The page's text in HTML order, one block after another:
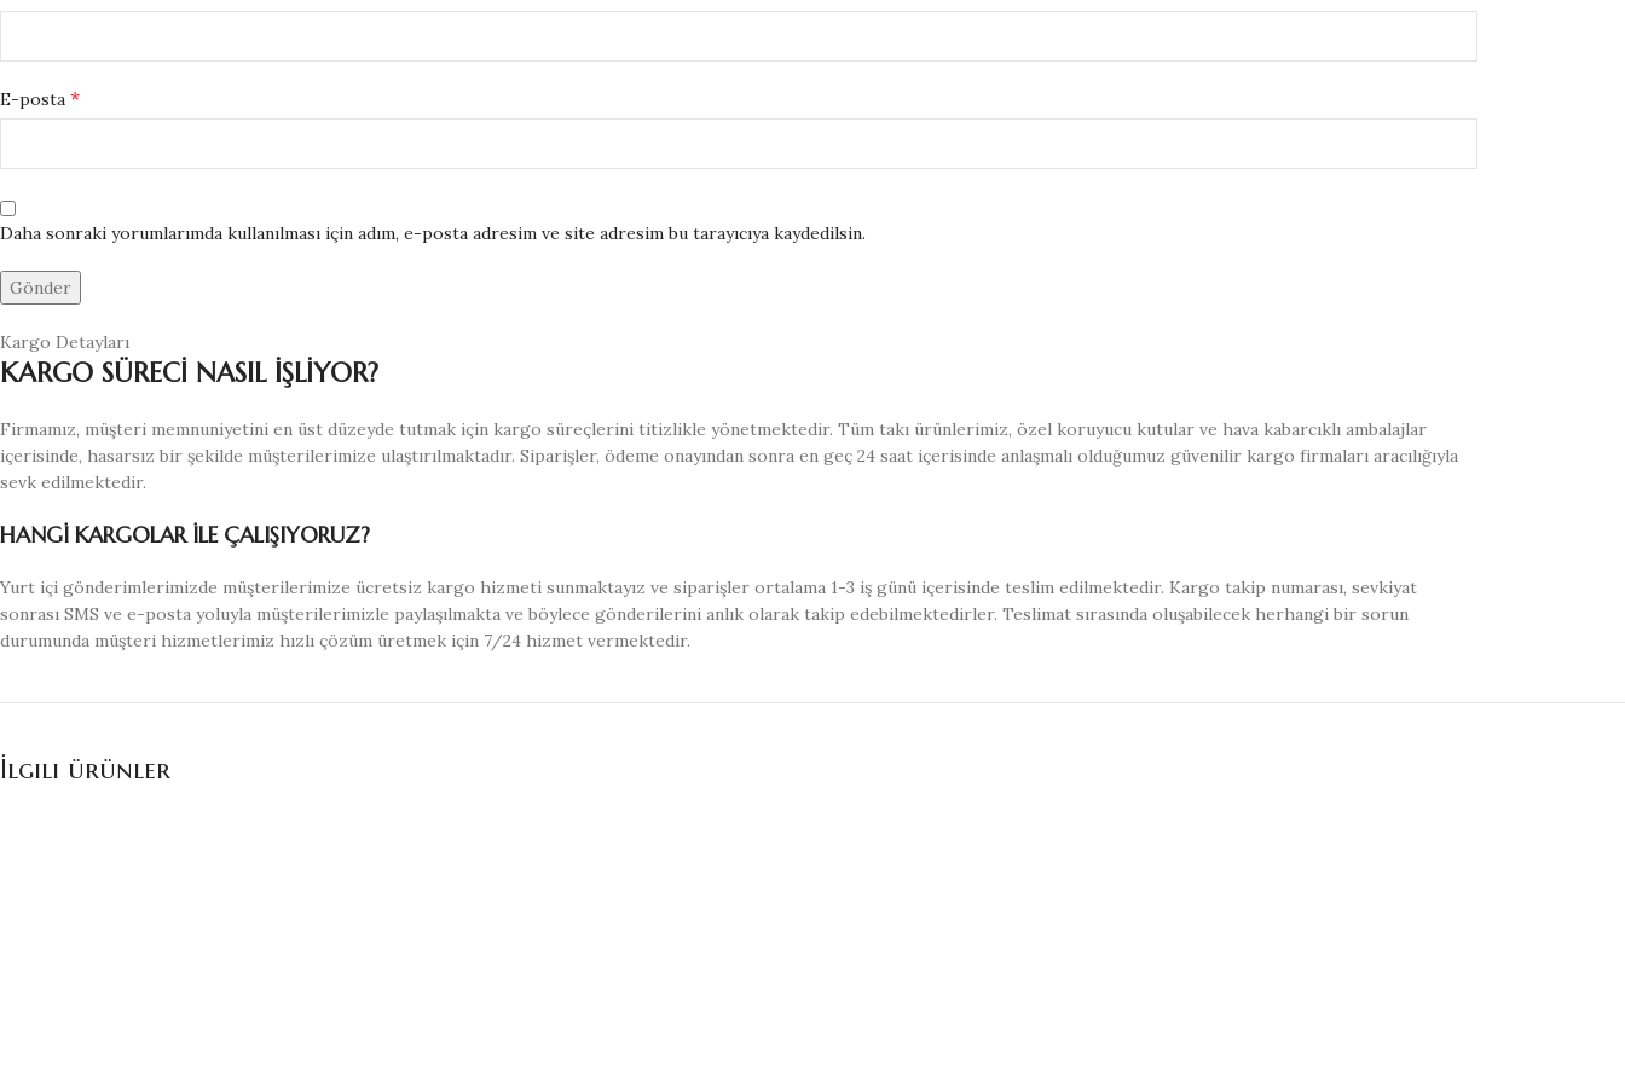
E-posta *
Daha sonraki yorumlarımda kullanılması için adım, e-posta adresim ve site adresim bu tarayıcıya kaydedilsin.
Kargo Detayları
KARGO SÜRECİ NASIL İŞLİYOR?
Firmamız, müşteri memnuniyetini en üst düzeyde tutmak için kargo süreçlerini titizlikle yönetmektedir. Tüm takı ürünlerimiz, özel koruyucu kutular ve hava kabarcıklı ambalajlar
içerisinde, hasarsız bir şekilde müşterilerimize ulaştırılmaktadır. Siparişler, ödeme onayından sonra en geç 24 saat içerisinde anlaşmalı olduğumuz güvenilir kargo firmaları aracılığıyla
sevk edilmektedir.
HANGİ KARGOLAR İLE ÇALIŞIYORUZ?
Yurt içi gönderimlerimizde müşterilerimize ücretsiz kargo hizmeti sunmaktayız ve siparişler ortalama 1-3 iş günü içerisinde teslim edilmektedir. Kargo takip numarası, sevkiyat
sonrası SMS ve e-posta yoluyla müşterilerimizle paylaşılmakta ve böylece gönderilerini anlık olarak takip edebilmektedirler. Teslimat sırasında oluşabilecek herhangi bir sorun
durumunda müşteri hizmetlerimiz hızlı çözüm üretmek için 7/24 hizmet vermektedir.
İlgili ürünler